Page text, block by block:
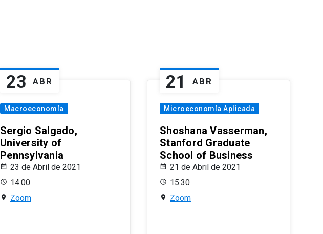
23 ABR
Macroeconomía
Sergio Salgado,
University of
Pennsylvania
23 de Abril de 2021
14:00
Zoom
21 ABR
Microeconomía Aplicada
Shoshana Vasserman,
Stanford Graduate
School of Business
21 de Abril de 2021
15:30
Zoom